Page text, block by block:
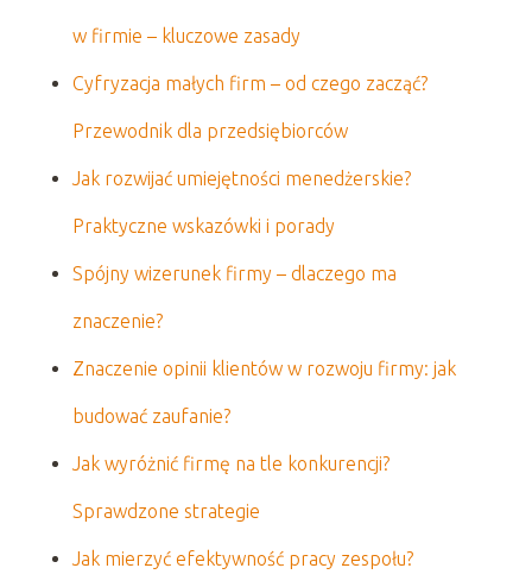
w firmie – kluczowe zasady
Cyfryzacja małych firm – od czego zacząć?
Przewodnik dla przedsiębiorców
Jak rozwijać umiejętności menedżerskie?
Praktyczne wskazówki i porady
Spójny wizerunek firmy – dlaczego ma
znaczenie?
Znaczenie opinii klientów w rozwoju firmy: jak
budować zaufanie?
Jak wyróżnić firmę na tle konkurencji?
Sprawdzone strategie
Jak mierzyć efektywność pracy zespołu?